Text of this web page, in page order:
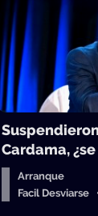
Cardama,
Arranque
Facil